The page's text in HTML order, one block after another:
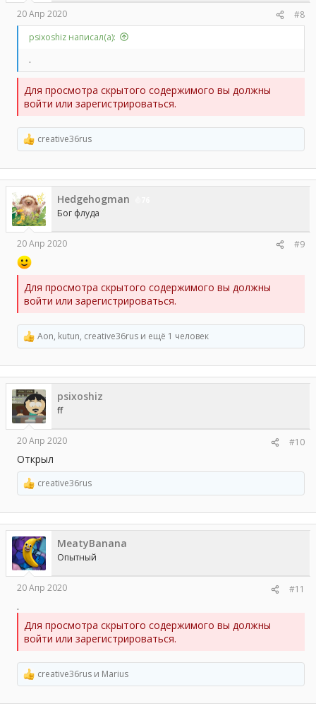
20 Апр 2020
#8
psixoshiz написал(а):
.
Для просмотра скрытого содержимого вы должны
войти или зарегистрироваться.
Р
е
а
к
ц
и
и
:
creative36rus
Hedgehogman
Бог флуда
20 Апр 2020 #9
Для просмотра скрытого содержимого вы должны
войти или зарегистрироваться.
Р
е
а
к
ц
и
и
:
Aon, kutun, creative36rus и ещё 1 человек
psixoshiz
ff
20 Апр 2020 #10
Открыл
Р
е
а
к
ц
и
и
:
creative36rus
MeatyBanana
Опытный
20 Апр 2020 #11
.
Для просмотра скрытого содержимого вы должны
войти или зарегистрироваться.
Р
е
а
creative36rus и Marius